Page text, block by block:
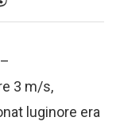
3 m/s,
luginore era